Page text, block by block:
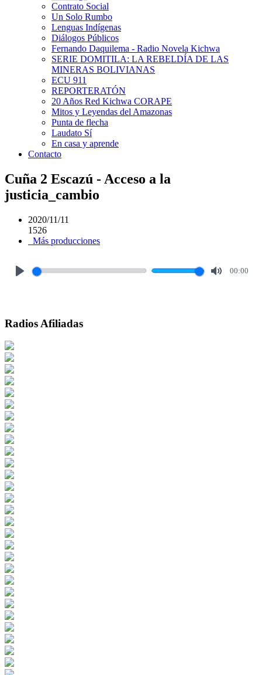
Contrato Social
Un Solo Rumbo
Lenguas Indígenas
Diálogos Públicos
Fernando Daquilema - Radio Novela Kichwa
SERIE DOMITILA: LA REBELDÍA DE LAS
MINERAS BOLIVIANAS
ECU 911
REPORTERATÓN
20 Años Red Kichwa CORAPE
Mitos y Leyendas del Amazonas
Punta de flecha
Laudato Sí
En casa y aprende
Contacto
Cuña 2 Escazú - Acceso a la
justicia_cambio
2020/11/11
1526
Más producciones
00:00
Radios Afiliadas